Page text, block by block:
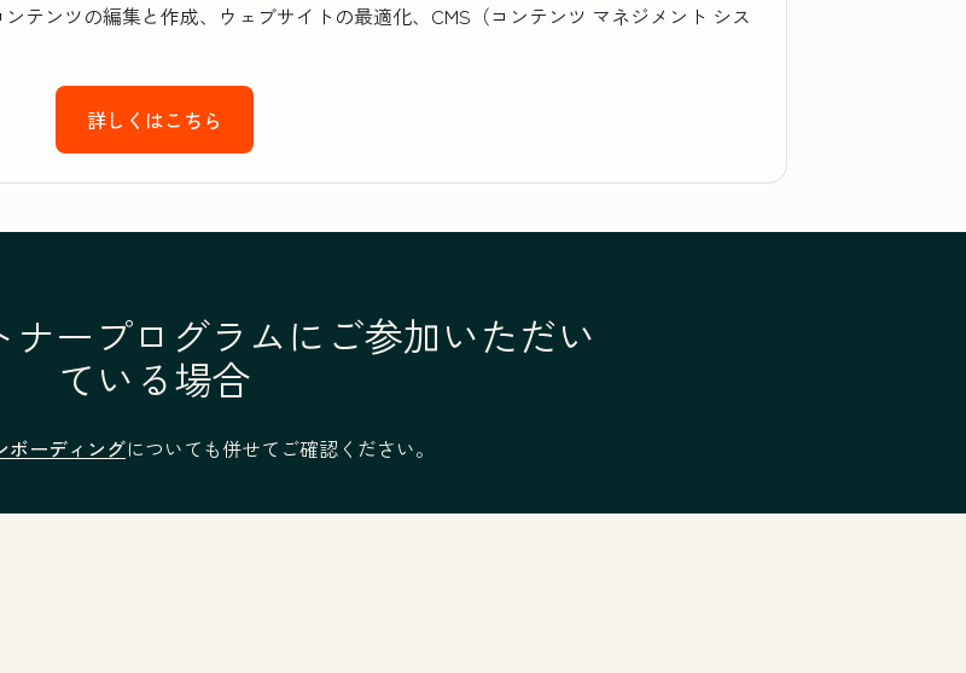
テンツの編集と作成、ウェブサイトの最適化、CMS（コンテンツ マネジメント シス
詳しくはこちら
ナープログラムにご参加いただい
ている場合
ボーディングについても併せてご確認ください。